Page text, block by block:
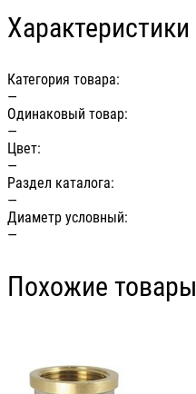
Характеристики
Категория товара:
—
Одинаковый товар:
—
Цвет:
—
Раздел каталога:
—
Диаметр условный:
—
Похожие товары